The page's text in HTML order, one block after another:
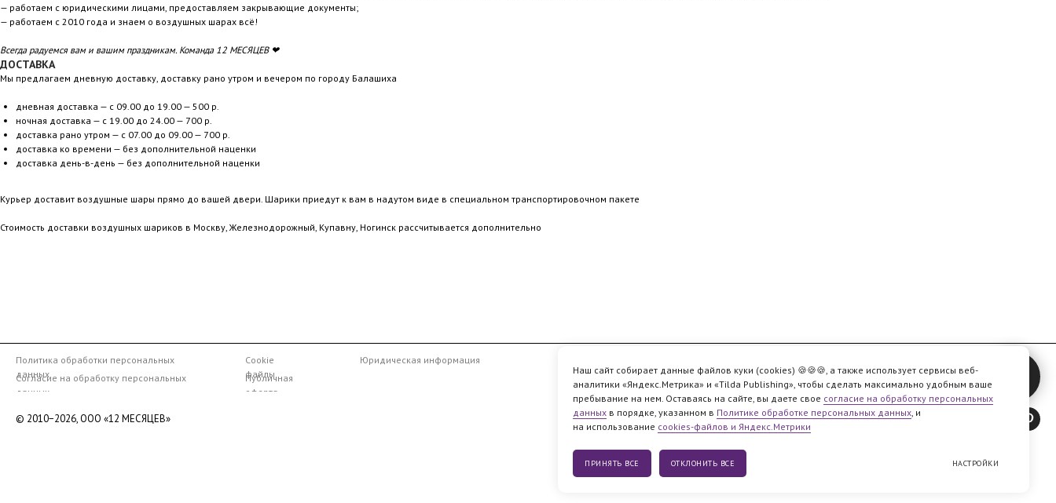
— работаем с юридическими лицами, предоставляем закрывающие документы;
— работаем с 2010 года и знаем о воздушных шарах всё!
Всегда радуемся вам и вашим праздникам. Команда 12 МЕСЯЦЕВ ❤
ДОСТАВКА
Мы предлагаем дневную доставку, доставку рано утром и вечером по городу Балашиха
дневная доставка — с 09.00 до 19.00 — 500 р.
ночная доставка — с 19.00 до 24.00 — 700 р.
доставка рано утром — с 07.00 до 09.00 — 700 р.
доставка ко времени — без дополнительной наценки
доставка день-в-день — без дополнительной наценки
Курьер доставит воздушные шары прямо до вашей двери. Шарики приедут к вам в надутом виде в специальном транспортировочном пакете
Стоимость доставки воздушных шариков в Москву, Железнодорожный, Купавну, Ногинск рассчитывается дополнительно
Политика обработки персональных
данных
Согласие на обработку персональных
данных
Публичная
оферта
Cookie
файлы
Юридическая информация
© 2010−2026,ООО «12 МЕСЯЦЕВ»
Наш сайт собирает данные файлов куки (cookies) 🍪🍪🍪, а также использует сервисы веб-
аналитики «Яндекс.Метрика» и «Tilda Publishing», чтобы сделать максимально удобным ваше
пребывание на нем. Оставаясь на сайте, вы даете свое согласие на обработку персональных
данных в порядке, указанном в Политике обработке персональных данных, и
на использование cookies-файлов и Яндекс.Метрики
ПРИНЯТЬ ВСE ОТКЛОНИТЬ ВСЕ НАСТРОЙКИ